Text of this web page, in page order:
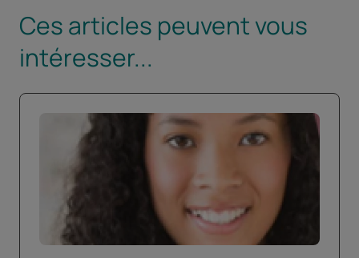
Ces articles peuvent vous
intéresser...